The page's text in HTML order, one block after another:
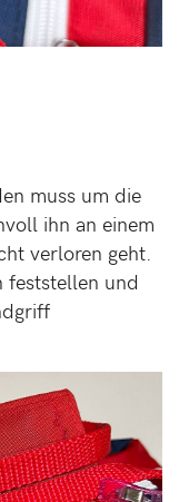
muss um die
ihn an einem
verloren geht.
feststellen und